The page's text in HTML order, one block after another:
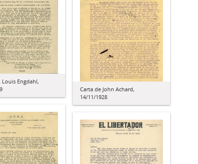
Louis Engdahl,
Carta de John Achard,
14/11/1928